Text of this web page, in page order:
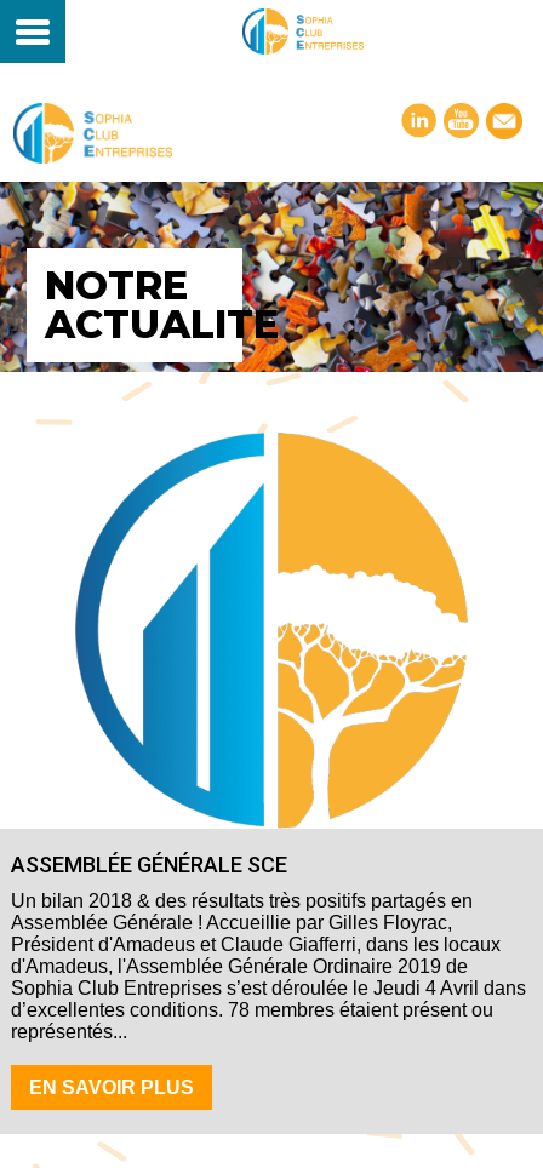
NOTRE
ACTUALITÉ
ASSEMBLÉE GÉNÉRALE SCE
Un bilan 2018 & des résultats très positifs partagés en
Assemblée Générale ! Accueillie par Gilles Floyrac,
Président d'Amadeus et Claude Giafferri, dans les locaux
d'Amadeus, l'Assemblée Générale Ordinaire 2019 de
Sophia Club Entreprises s’est déroulée le Jeudi 4 Avril dans
d’excellentes conditions. 78 membres étaient présent ou
représentés...
EN SAVOIR PLUS